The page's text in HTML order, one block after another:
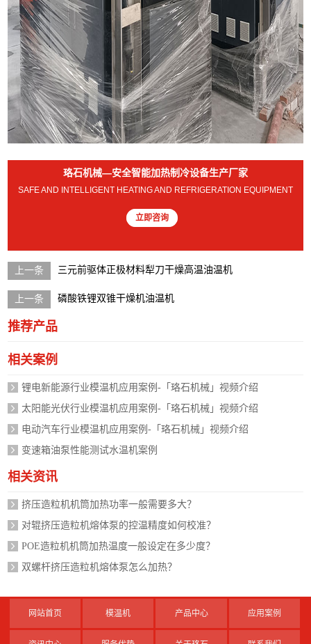
珞石机械—安全智能加热制冷设备生产厂家
SAFE AND INTELLIGENT HEATING AND REFRIGERATION EQUIPMENT
立即咨询
三元前驱体正极材料犁刀干燥高温油温机
磷酸铁锂双锥干燥机油温机
推荐产品
相关案例
锂电新能源行业模温机应用案例-「珞石机械」视频介绍
太阳能光伏行业模温机应用案例-「珞石机械」视频介绍
电动汽车行业模温机应用案例-「珞石机械」视频介绍
变速箱油泵性能测试水温机案例
相关资讯
挤压造粒机机筒加热功率一般需要多大？
对辊挤压造粒机熔体泵的控温精度如何校准？
POE造粒机机筒加热温度一般设定在多少度？
双螺杆挤压造粒机熔体泵怎么加热？
网站首页 模温机 产品中心 应用案例